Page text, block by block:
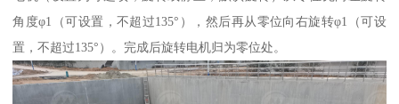
角度φ1（可设置，不超过135°），然后再从零位向右旋转φ1（可设
置，不超过135°）。完成后旋转电机归为零位处。